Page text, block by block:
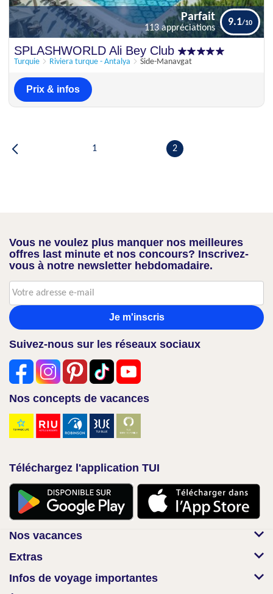
Parfait
113 appréciations
SPLASHWORLD Ali Bey Club
Turquie Riviera turque - Antalya Side-Manavgat
Parfait
113 appréciations
9.1
Prix & infos
1 2
Vous ne voulez plus manquer nos meilleures
offres last minute et nos concours? Inscrivez-
vous à notre newsletter hebdomadaire.
Je m'inscris
Suivez-nous sur les réseaux sociaux
Nos concepts de vacances
Téléchargez l'application TUI
Nos vacances
Extras
Infos de voyage importantes